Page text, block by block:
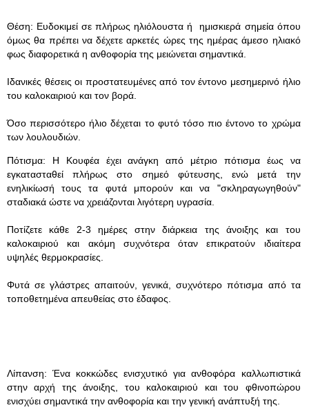
Θέση: Ευδοκιμεί σε πλήρως ηλιόλουστα ή ημισκιερά σημεία όπου
όμως θα πρέπει να δέχετε αρκετές ώρες της ημέρας άμεσο ηλιακό
φως διαφορετικά η ανθοφορία της μειώνεται σημαντικά.
Ιδανικές θέσεις οι προστατευμένες από τον έντονο μεσημερινό ήλιο
του καλοκαιριού και τον βορά.
Όσο περισσότερο ήλιο δέχεται το φυτό τόσο πιο έντονο το χρώμα
των λουλουδιών.
Πότισμα: Η Κουφέα έχει ανάγκη από μέτριο πότισμα έως να
εγκατασταθεί πλήρως στο σημεό φύτευσης, ενώ μετά την
ενηλικίωσή τους τα φυτά μπορούν και να "σκληραγωγηθούν"
σταδιακά ώστε να χρειάζονται λιγότερη υγρασία.
Ποτίζετε κάθε 2-3 ημέρες στην διάρκεια της άνοιξης και του
καλοκαιριού και ακόμη συχνότερα όταν επικρατούν ιδιαίτερα
υψηλές θερμοκρασίες.
Φυτά σε γλάστρες απαιτούν, γενικά, συχνότερο πότισμα από τα
τοποθετημένα απευθείας στο έδαφος.
Λίπανση: Ένα κοκκώδες ενισχυτικό για ανθοφόρα καλλωπιστικά
στην αρχή της άνοιξης, του καλοκαιριού και του φθινοπώρου
ενισχύει σημαντικά την ανθοφορία και την γενική ανάπτυξή της.